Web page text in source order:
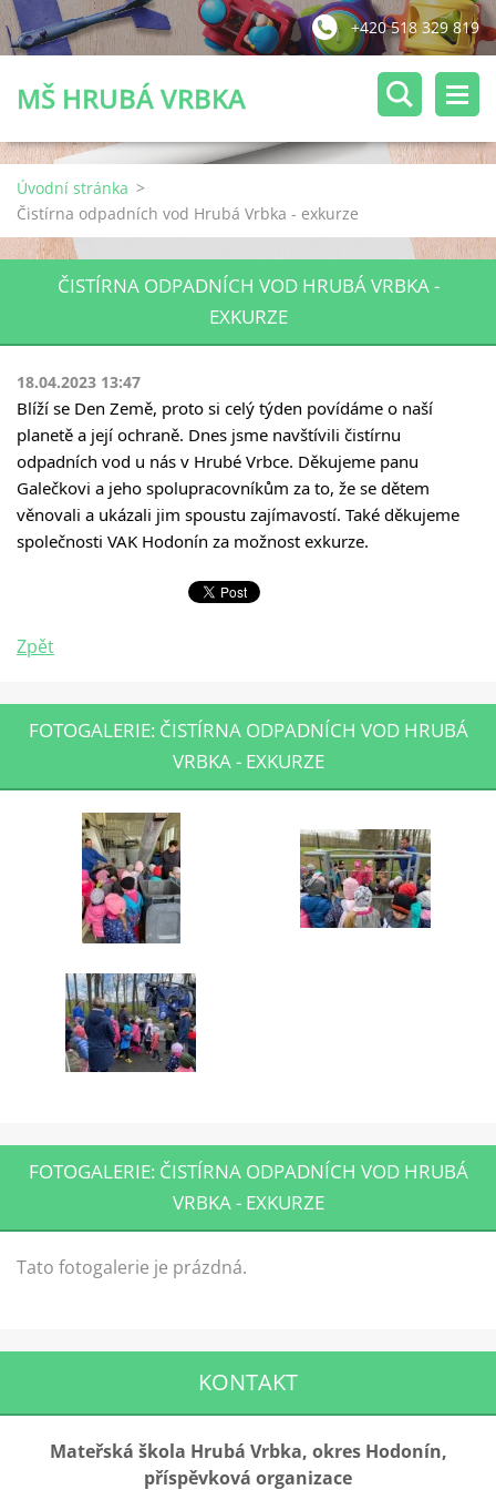
+420 518 329 819
MŠ HRUBÁ VRBKA
Úvodní stránka >
Čistírna odpadních vod Hrubá Vrbka - exkurze
ČISTÍRNA ODPADNÍCH VOD HRUBÁ VRBKA -
EXKURZE
18.04.2023 13:47
Blíží se Den Země, proto si celý týden povídáme o naší
planetě a její ochraně. Dnes jsme navštívili čistírnu
odpadních vod u nás v Hrubé Vrbce. Děkujeme panu
Galečkovi a jeho spolupracovníkům za to, že se dětem
věnovali a ukázali jim spoustu zajímavostí. Také děkujeme
společnosti VAK Hodonín za možnost exkurze.
Zpět
FOTOGALERIE: ČISTÍRNA ODPADNÍCH VOD HRUBÁ
VRBKA - EXKURZE
FOTOGALERIE: ČISTÍRNA ODPADNÍCH VOD HRUBÁ
VRBKA - EXKURZE
Tato fotogalerie je prázdná.
KONTAKT
Mateřská škola Hrubá Vrbka, okres Hodonín,
příspěvková organizace